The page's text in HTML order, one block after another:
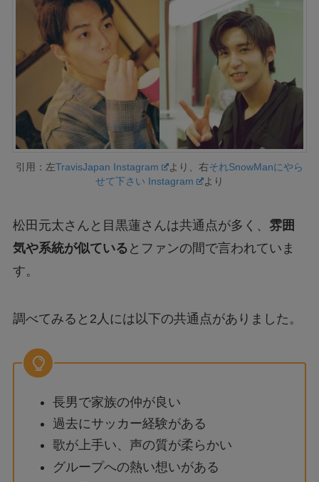
引用：左TravisJapan Instagram より、右それSnowManにやら
せて下さい Instagram
より
松田元太さんと目黒蓮さんは共通点が多く、 雰囲
気や系統が似ている とファンの間で言われていま
す。
調べてみると2人には以下の共通点がありました。
長男で家族の仲が良い
過去にサッカー経験がある
歌が上手い、声の質が柔らかい
グループへの熱い想いがある